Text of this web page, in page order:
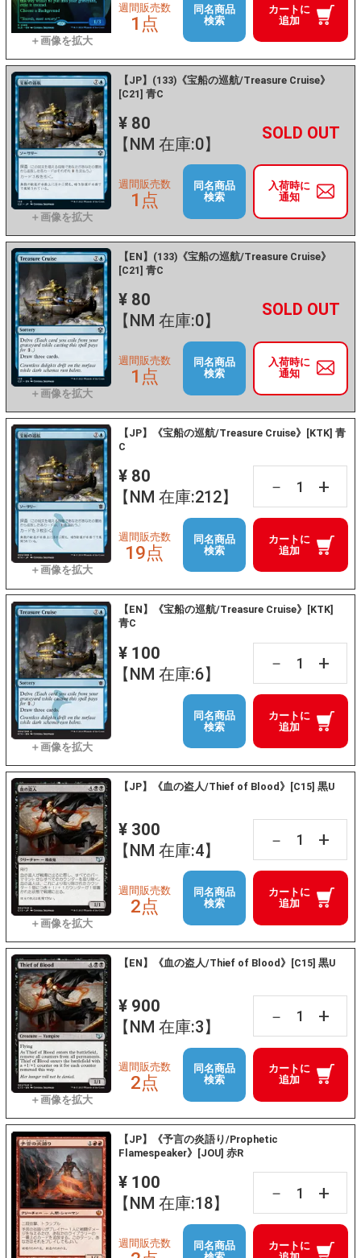
カートに
追加
週間販売数
1点
同名商品
検索
【JP】(133)《宝船の巡航/Treasure Cruise》
[C21] 青C
¥ 80
【NM 在庫:0】
－ +
入荷時に
通知
週間販売数
1点
同名商品
検索
【EN】(133)《宝船の巡航/Treasure Cruise》
[C21] 青C
¥ 80
【NM 在庫:0】
－ +
入荷時に
通知
週間販売数
1点
同名商品
検索
【JP】《宝船の巡航/Treasure Cruise》[KTK] 青
C
¥ 80
【NM 在庫:212】
－ +
カートに
追加
週間販売数
19点
同名商品
検索
【EN】《宝船の巡航/Treasure Cruise》[KTK]
青C
¥ 100
【NM 在庫:6】
－ +
カートに
追加
同名商品
検索
【JP】《血の盗人/Thief of Blood》[C15] 黒U
¥ 300
【NM 在庫:4】
－ +
カートに
追加
週間販売数
2点
同名商品
検索
【EN】《血の盗人/Thief of Blood》[C15] 黒U
¥ 900
【NM 在庫:3】
－ +
カートに
追加
週間販売数
2点
同名商品
検索
【JP】《予言の炎語り/Prophetic
Flamespeaker》[JOU] 赤R
¥ 100
【NM 在庫:18】
－ +
カートに
週間販売数
同名商品